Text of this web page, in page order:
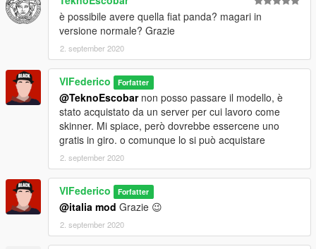
è possibile avere quella fiat panda? magari in
versione normale? Grazie
2. september 2020
VIFederico Forfatter
@TeknoEscobarnon posso passare il modello, è
stato acquistato da un server per cui lavoro come
skinner. Mi spiace, però dovrebbe essercene uno
gratis in giro. o comunque lo si può acquistare
2. september 2020
VIFederico Forfatter
@italia mod Grazie 😉
2. september 2020